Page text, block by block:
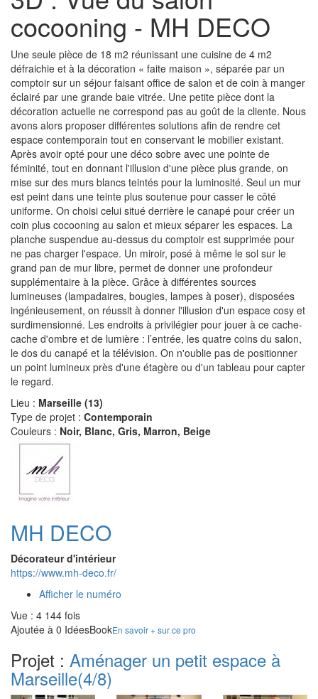
cocooning - MH DECO
Une seule pièce de 18 m2 réunissant une cuisine de 4 m2
défraichie et à la décoration « faite maison », séparée par un
comptoir sur un séjour faisant office de salon et de coin à manger
éclairé par une grande baie vitrée. Une petite pièce dont la
décoration actuelle ne correspond pas au goût de la cliente. Nous
avons alors proposer différentes solutions afin de rendre cet
espace contemporain tout en conservant le mobilier existant.
Après avoir opté pour une déco sobre avec une pointe de
féminité, tout en donnant l'illusion d'une pièce plus grande, on
mise sur des murs blancs teintés pour la luminosité. Seul un mur
est peint dans une teinte plus soutenue pour casser le côté
uniforme. On choisi celui situé derrière le canapé pour créer un
coin plus cocooning au salon et mieux séparer les espaces. La
planche suspendue au-dessus du comptoir est supprimée pour
ne pas charger l'espace. Un miroir, posé à même le sol sur le
grand pan de mur libre, permet de donner une profondeur
supplémentaire à la pièce. Grâce à différentes sources
lumineuses (lampadaires, bougies, lampes à poser), disposées
ingénieusement, on réussit à donner l'illusion d'un espace cosy et
surdimensionné. Les endroits à privilégier pour jouer à ce cache-
cache d'ombre et de lumière : l’entrée, les quatre coins du salon,
le dos du canapé et la télévision. On n'oublie pas de positionner
un point lumineux près d'une étagère ou d'un tableau pour capter
le regard.
Lieu : Marseille (13)
Type de projet : Contemporain
Couleurs : Noir, Blanc, Gris, Marron, Beige
MH DECO
Décorateur d'intérieur
https://www.mh-deco.fr/
Afficher le numéro
Vue : 4 144 fois
Ajoutée à 0 IdéesBookEn savoir + sur ce pro
Projet : Aménager un petit espace à
Marseille(4/8)